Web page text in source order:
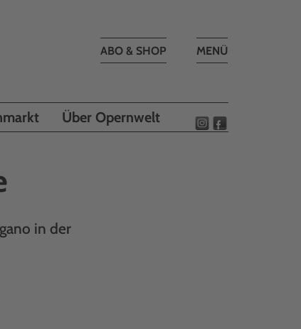
Toggle
MENÜ
ABO & SHOP
Über Opernwelt
in der